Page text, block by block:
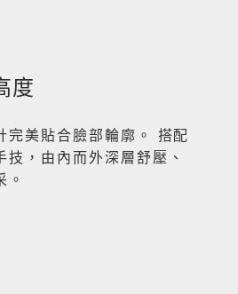
度
完美貼合臉部輪廓。 搭配
技， 由內而外深層舒壓、
。